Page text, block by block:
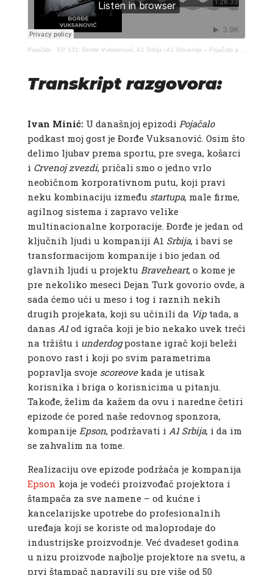
Pojačalo · EP 131: Đorđe Vuksanović, A1 Srbija i A1 Slovenija – Pojačalo podcast
Transkript razgovora:
Ivan Minić: U današnjoj epizodi Pojačalo
podkast moj gost je Đorđe Vuksanović. Osim što
delimo ljubav prema sportu, pre svega, košarci
i Crvenoj zvezdi, pričali smo o jedno vrlo
neobičnom korporativnom putu, koji pravi
neku kombinaciju između startupa, male firme,
agilnog sistema i zapravo velike
multinacionalne korporacije. Đorđe je jedan od
ključnih ljudi u kompaniji A1 Srbija, i bavi se
transformacijom kompanije i bio jedan od
glavnih ljudi u projektu Braveheart, o kome je
pre nekoliko meseci Dejan Turk govorio ovde, a
sada ćemo ući u meso i tog i raznih nekih
drugih projekata, koji su učinili da Viptada, a
danas A1od igrača koji je bio nekako uvek treći
na tržištu i underdogpostane igrač koji beleži
ponovo rast i koji po svim parametrima
popravlja svoje scoreovekada je utisak
korisnika i briga o korisnicima u pitanju.
Takođe, želim da kažem da ovu i naredne četiri
epizode će pored naše redovnog sponzora,
kompanije Epson, podržavati i A1 Srbija, i da im
se zahvalim na tome.
Realizaciju ove epizode podržača je kompanija
Epson koja je vodeći proizvođač projektora i
štampača za sve namene – od kućne i
kancelarijske upotrebe do profesionalnih
uređaja koji se koriste od maloprodaje do
industrijske proizvodnje. Već dvadeset godina
u nizu proizvode najbolje projektore na svetu, a
prvi štampač napravili su pre više od 50